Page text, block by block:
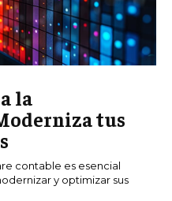
la
tus
contable es esencial
y optimizar sus